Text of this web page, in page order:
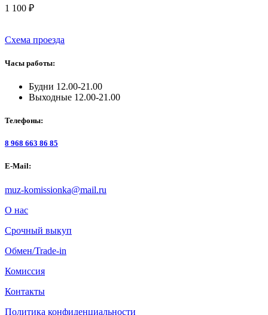
1 100 ₽
Схема проезда
Часы работы:
Будни 12.00-21.00
Выходные 12.00-21.00
Телефоны:
8 968 663 86 85
E-Mail:
muz-komissionka@mail.ru
О нас
Срочный выкуп
Обмен/Trade-in
Комиссия
Контакты
Политика конфиденциальности